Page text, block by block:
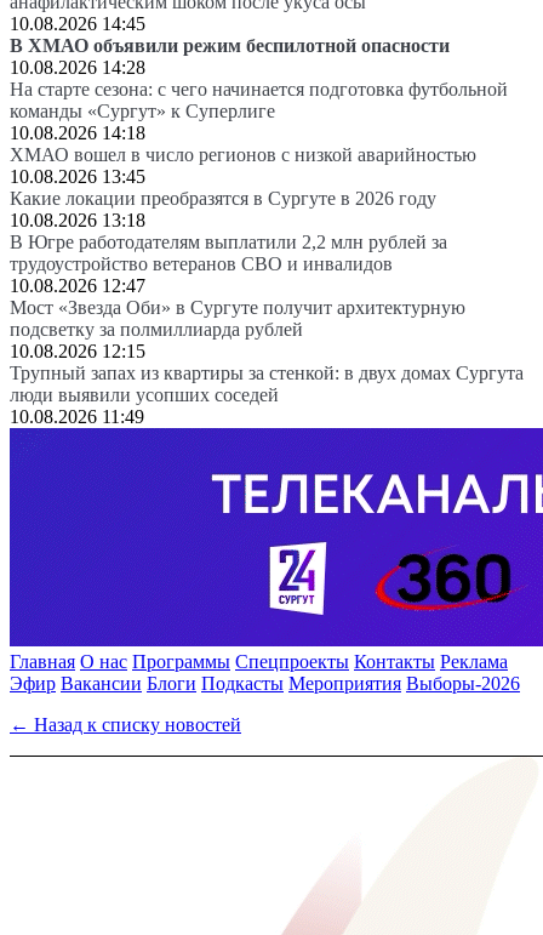
10.08.2026 14:45
В ХМАО объявили режим беспилотной опасности
10.08.2026 14:28
На старте сезона: с чего начинается подготовка футбольной
команды «Сургут» к Суперлиге
10.08.2026 14:18
ХМАО вошел в число регионов с низкой аварийностью
10.08.2026 13:45
Какие локации преобразятся в Сургуте в 2026 году
10.08.2026 13:18
В Югре работодателям выплатили 2,2 млн рублей за
трудоустройство ветеранов СВО и инвалидов
10.08.2026 12:47
Мост «Звезда Оби» в Сургуте получит архитектурную
подсветку за полмиллиарда рублей
10.08.2026 12:15
Трупный запах из квартиры за стенкой: в двух домах Сургута
люди выявили усопших соседей
10.08.2026 11:49
Главная О нас Программы Спецпроекты Контакты Реклама
Эфир Вакансии Блоги Подкасты Мероприятия Выборы-2026
← Назад к списку новостей